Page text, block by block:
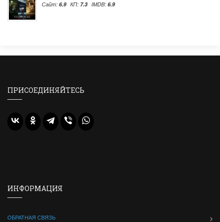
Сайт: 6.9 КП: 7.3 IMDB: 6.9
ПРИСОЕДИНЯЙТЕСЬ
ИНФОРМАЦИЯ
ОБРАТНАЯ СВЯЗЬ